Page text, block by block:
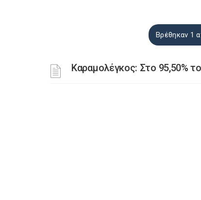
Βρέθηκαν 1
Καραμολέγκος: Στο 95,50%